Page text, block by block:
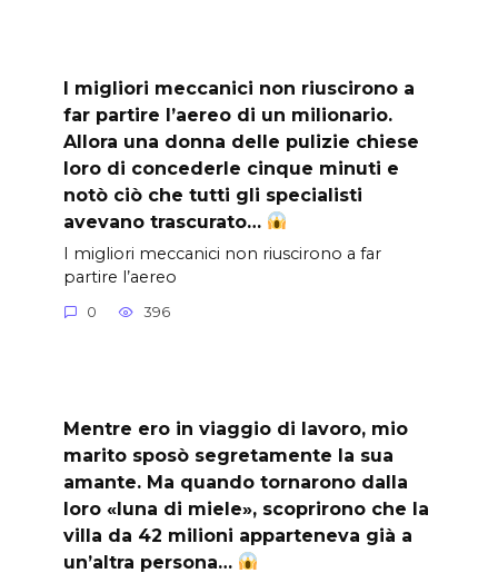
I migliori meccanici non riuscirono a
far partire l’aereo di un milionario.
Allora una donna delle pulizie chiese
loro di concederle cinque minuti e
notò ciò che tutti gli specialisti
avevano trascurato…
I migliori meccanici non riuscirono a far
partire l’aereo
0 396
Mentre ero in viaggio di lavoro, mio
marito sposò segretamente la sua
amante. Ma quando tornarono dalla
loro «luna di miele», scoprirono che la
villa da 42 milioni apparteneva già a
un’altra persona…